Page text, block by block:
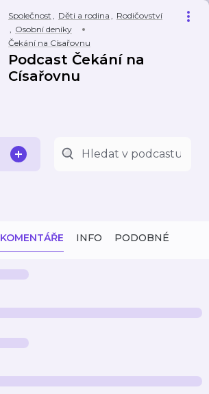
Společnost , Děti a rodina , Rodičovství
, Osobní deníky
Čekání na Císařovnu
Podcast Čekání na
Císařovnu
KOMENTÁŘE INFO PODOBNÉ